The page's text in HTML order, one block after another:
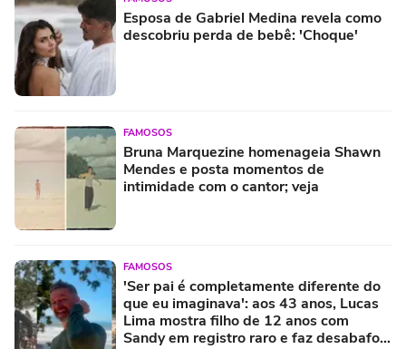
Esposa de Gabriel Medina revela como
descobriu perda de bebê: 'Choque'
FAMOSOS
Bruna Marquezine homenageia Shawn
Mendes e posta momentos de
intimidade com o cantor; veja
FAMOSOS
'Ser pai é completamente diferente do
que eu imaginava': aos 43 anos, Lucas
Lima mostra filho de 12 anos com
Sandy em registro raro e faz desabafo